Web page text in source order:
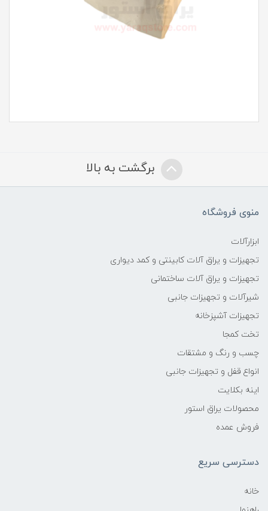
برگشت به بالا
منوی فروشگاه
ابزارآلات
تجهیزات و یراق آلات کابینتی و کمد دیواری
تجهیزات و یراق آلات ساختمانی
شیرآلات و تجهیزات جانبی
تجهیزات آشپزخانه
تخت کمجا
چسب و رنگ و مشتقات
انواع قفل و تجهیزات جانبی
اینه بکلایت
محصولات یراق استور
فروش عمده
دسترسی سریع
خانه